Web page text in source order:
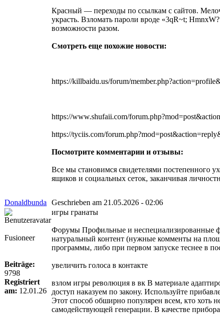
Красный — переходы по ссылкам с сайтов.
украсть. Взломать пароли вроде «3qR~t;
возможности разом.
Смотреть еще похожие новости:
https://killbaidu.us/forum/
https://www.shufaii.com/
https://tyciis.com/
Посмотрите комментарии и отзывы:
Все мы становимся свидетелями постепенного
ящиков и социальных сеток, заканчивая
Donaldbunda Geschrieben am 21.05.2026 - 02:06
Fusioneer
Beiträge:
9798
Registriert
am: 12.01.26
игры гранаты
Форумы Профильные и неспециализированные
натуральный контент (нужные комменты на
программы, либо при первом запуске теснее в
увеличить голоса в контакте
взлом игры революция в вк В материале
доступ наказуем по закону. Используйте
Этот способ обширно популярен всем, кто хоть
самодействующей генерации. В качестве